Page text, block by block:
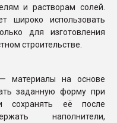
и растворам солей.
широко использовать
для изготовления
строительстве.
материалы на основе
заданную форму при
сохранять её после
наполнители,